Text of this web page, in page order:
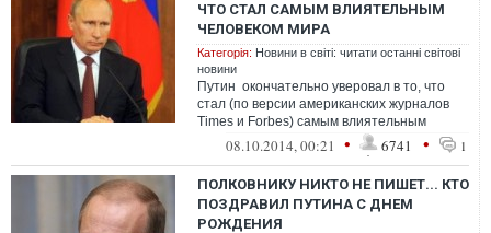
ЧТО СТАЛ САМЫМ ВЛИЯТЕЛЬНЫМ
ЧЕЛОВЕКОМ МИРА
Категорія: Новини в світі: читати останні світові
новини
Путин окончательно уверовал в то, что
стал (по версии американских журналов
Times и Forbes) самым влиятельным
человеком мира. Перед которым треп...
08.10.2014, 00:21 • 6741 • 1
ПОЛКОВНИКУ НИКТО НЕ ПИШЕТ... КТО
ПОЗДРАВИЛ ПУТИНА С ДНЕМ
РОЖДЕНИЯ